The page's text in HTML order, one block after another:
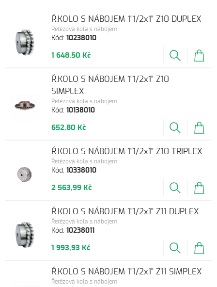
Kód:10238010
Řetězová kola s nábojem
Ř.KOLO S NÁBOJEM 1"1/2x1" Z10 DUPLEX
1 648,50 Kč
Kód:10138010
Řetězová kola s nábojem
Ř.KOLO S NÁBOJEM 1"1/2x1" Z10
SIMPLEX
652,80 Kč
Kód:10338010
Řetězová kola s nábojem
Ř.KOLO S NÁBOJEM 1"1/2x1" Z10 TRIPLEX
2 563,99 Kč
Kód:10238011
Řetězová kola s nábojem
Ř.KOLO S NÁBOJEM 1"1/2x1" Z11 DUPLEX
1 993,93 Kč
Řetězová kola s nábojem
Ř.KOLO S NÁBOJEM 1"1/2x1" Z11 SIMPLEX